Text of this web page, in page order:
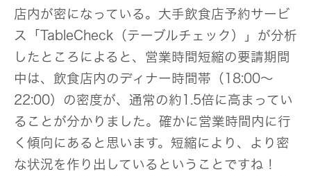
店内が密になっている。大手飲食店予約サービ
ス「TableCheck（テーブルチェック）」が分析
したところによると、営業時間短縮の要請期間
中は、飲食店内のディナー時間帯（18:00～
22:00）の密度が、通常の約1.5倍に高まってい
ることが分かりました。確かに営業時間内に行
く傾向にあると思います。短縮により、より密
な状況を作り出しているということですね！